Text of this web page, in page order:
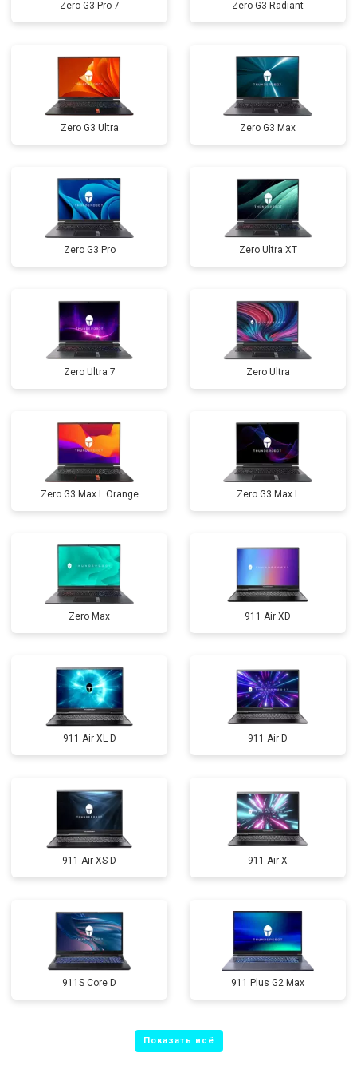
Замена оперативной памяти от 1100 ₽ Заказать
Прошивка BIOS от 1500 ₽ Заказать
Замена северного моста от 3500 ₽
Zero G3 Pro 7 Zero G3 Radiant
Zero G3 Ultra Zero G3 Max
Zero G3 Pro Zero Ultra XT
Zero Ultra 7 Zero Ultra
Zero G3 Max L Orange Zero G3 Max L
Zero Max 911 Air XD
911 Air XL D 911 Air D
911 Air XS D 911 Air X
911S Core D 911 Plus G2 Max